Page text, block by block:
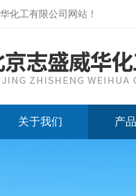
化工有限公司网站 ！
关于我们 产